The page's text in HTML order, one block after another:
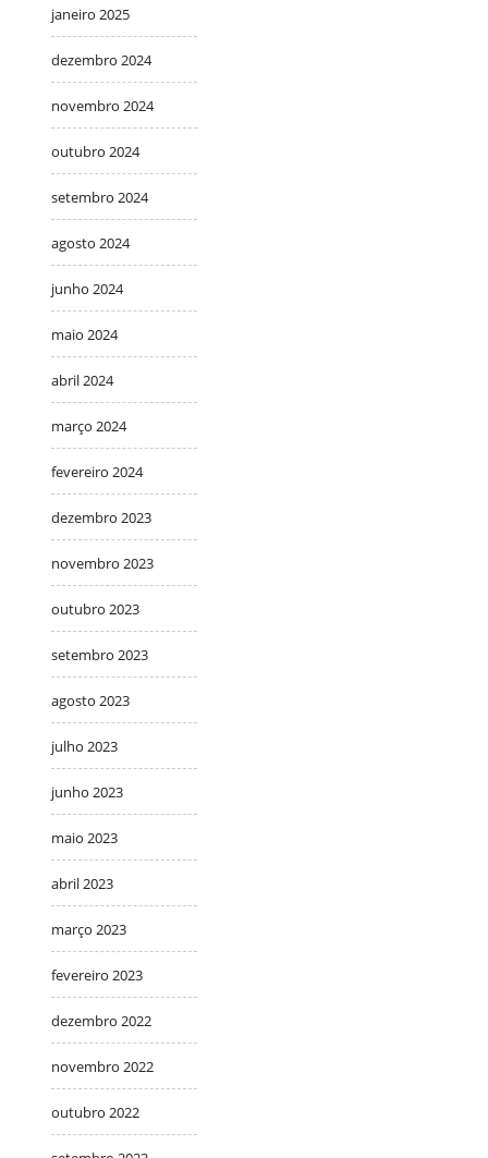
janeiro 2025
dezembro 2024
novembro 2024
outubro 2024
setembro 2024
agosto 2024
junho 2024
maio 2024
abril 2024
março 2024
fevereiro 2024
dezembro 2023
novembro 2023
outubro 2023
setembro 2023
agosto 2023
julho 2023
junho 2023
maio 2023
abril 2023
março 2023
fevereiro 2023
dezembro 2022
novembro 2022
outubro 2022